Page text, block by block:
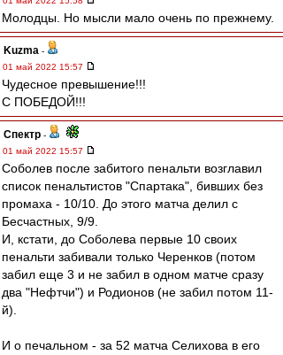
Молодцы. Но мысли мало очень по прежнему.
Kuzma -
01 май 2022 15:57
Чудесное превышение!!!
С ПОБЕДОЙ!!!
Спектр -
01 май 2022 15:57
Соболев после забитого пенальти возглавил
список пенальтистов "Спартака", бивших без
промаха - 10/10. До этого матча делил с
Бесчастных, 9/9.
И, кстати, до Соболева первые 10 своих
пенальти забивали только Черенков (потом
забил еще 3 и не забил в одном матче сразу
два "Нефтчи") и Родионов (не забил потом 11-
й).
И о печальном - за 52 матча Селихова в его